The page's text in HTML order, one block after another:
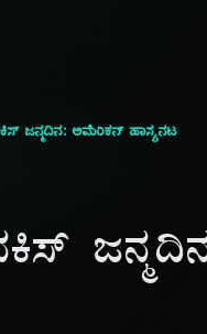
ಜನ್ಮದಿನ: ಅಮೆರಿಕನ್ ಹಾಸ್ಯನಟ